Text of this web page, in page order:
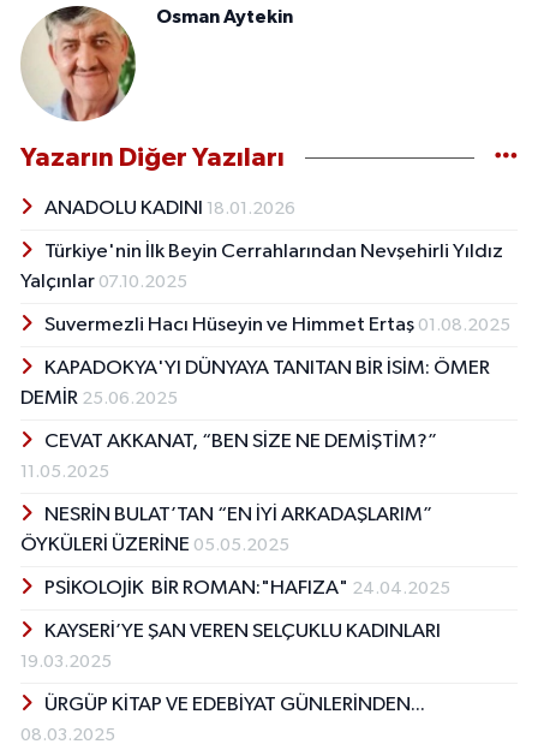
Osman Aytekin
Yazarın Diğer Yazıları
ANADOLU KADINI 18.01.2026
Türkiye'nin İlk Beyin Cerrahlarından Nevşehirli Yıldız
Yalçınlar 07.10.2025
Suvermezli Hacı Hüseyin ve Himmet Ertaş 01.08.2025
KAPADOKYA'YI DÜNYAYA TANITAN BİR İSİM: ÖMER
DEMİR 25.06.2025
CEVAT AKKANAT, “BEN SİZE NE DEMİŞTİM?”
11.05.2025
NESRİN BULAT’TAN “EN İYİ ARKADAŞLARIM”
ÖYKÜLERİ ÜZERİNE 05.05.2025
PSİKOLOJİK BİR ROMAN:"HAFIZA" 24.04.2025
KAYSERİ’YE ŞAN VEREN SELÇUKLU KADINLARI
19.03.2025
ÜRGÜP KİTAP VE EDEBİYAT GÜNLERİNDEN...
08.03.2025